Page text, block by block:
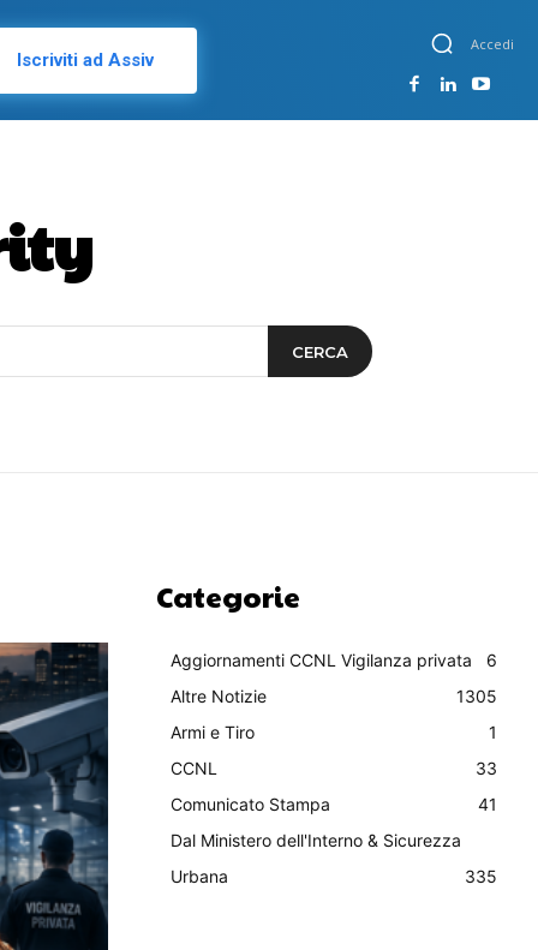
Iscriviti ad Assiv
Accedi
CERCA
Categorie
Aggiornamenti CCNL Vigilanza privata
6
Altre Notizie
1305
Armi e Tiro
1
CCNL
33
Comunicato Stampa
41
Dal Ministero dell'Interno & Sicurezza
Urbana
335